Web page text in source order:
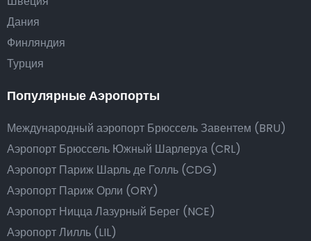
Дания
Финляндия
Турция
Популярные Аэропорты
Международный аэропорт Брюссель Завентем (BRU)
Аэропорт Брюссель Южный Шарлеруа (CRL)
Аэропорт Париж Шарль де Голль (CDG)
Аэропорт Париж Орли (ORY)
Аэропорт Ницца Лазурный Берег (NCE)
Аэропорт Лилль (LIL)